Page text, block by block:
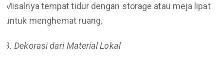
Misalnya tempat tidur dengan storage atau meja lipat
untuk menghemat ruang.
3. Dekorasi dari Material Lokal